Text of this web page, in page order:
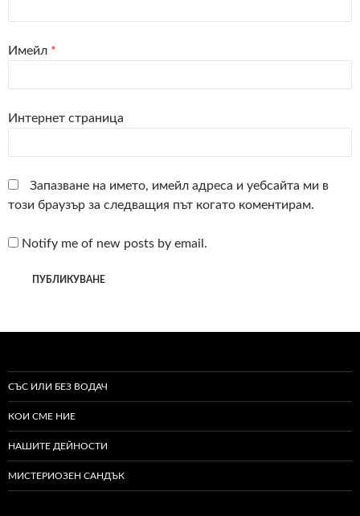
Имейл *
Интернет страница
Запазване на името, имейл адреса и уебсайта ми в
този браузър за следващия път когато коментирам.
Notify me of new posts by email.
СЪС ИЛИ БЕЗ ВОДАЧ
КОИ СМЕ НИЕ
НАШИТЕ ДЕЙНОСТИ
МИСТЕРИОЗЕН САНДЪК